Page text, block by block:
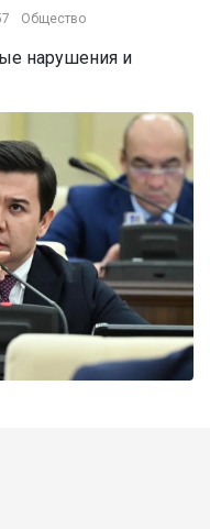
Общество
нарушения и